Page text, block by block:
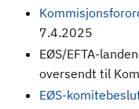
7.4.2025
EØS/EFTA-
oversendt til
EØS-